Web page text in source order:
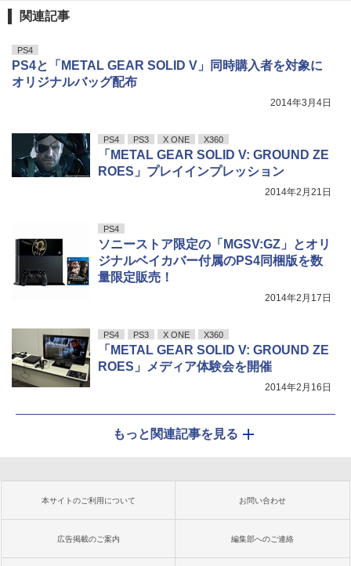
関連記事
PS4
PS4と「METAL GEAR SOLID V」同時購入者を対象に
オリジナルバッグ配布
2014年3月4日
PS4 PS3 X ONE X360
「METAL GEAR SOLID V: GROUND ZE
ROES」プレイインプレッション
2014年2月21日
PS4
ソニーストア限定の「MGSV:GZ」とオリ
ジナルベイカバー付属のPS4同梱版を数
量限定販売！
2014年2月17日
PS4 PS3 X ONE X360
「METAL GEAR SOLID V: GROUND ZE
ROES」メディア体験会を開催
2014年2月16日
もっと関連記事を見る
本サイトのご利用について お問い合わせ
広告掲載のご案内 編集部へのご連絡